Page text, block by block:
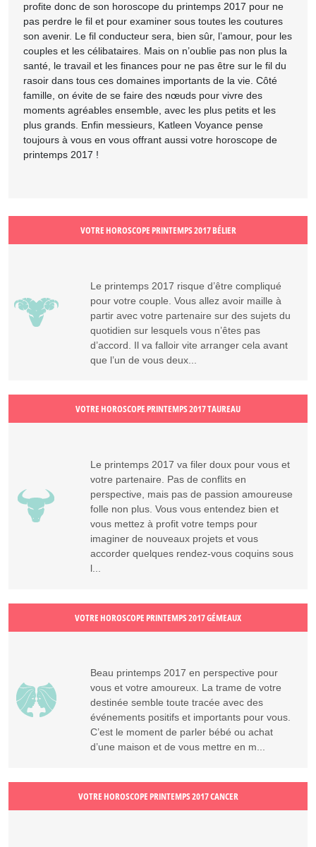
profite donc de son horoscope du printemps 2017 pour ne
pas perdre le fil et pour examiner sous toutes les coutures
son avenir. Le fil conducteur sera, bien sûr, l’amour, pour les
couples et les célibataires. Mais on n’oublie pas non plus la
santé, le travail et les finances pour ne pas être sur le fil du
rasoir dans tous ces domaines importants de la vie. Côté
famille, on évite de se faire des nœuds pour vivre des
moments agréables ensemble, avec les plus petits et les
plus grands. Enfin messieurs, Katleen Voyance pense
toujours à vous en vous offrant aussi votre horoscope de
printemps 2017 !
VOTRE HOROSCOPE PRINTEMPS 2017 BÉLIER
Le printemps 2017 risque d’être compliqué
pour votre couple. Vous allez avoir maille à
partir avec votre partenaire sur des sujets du
quotidien sur lesquels vous n’êtes pas
d’accord. Il va falloir vite arranger cela avant
que l’un de vous deux...
VOTRE HOROSCOPE PRINTEMPS 2017 TAUREAU
Le printemps 2017 va filer doux pour vous et
votre partenaire. Pas de conflits en
perspective, mais pas de passion amoureuse
folle non plus. Vous vous entendez bien et
vous mettez à profit votre temps pour
imaginer de nouveaux projets et vous
accorder quelques rendez-vous coquins sous
l...
VOTRE HOROSCOPE PRINTEMPS 2017 GÉMEAUX
Beau printemps 2017 en perspective pour
vous et votre amoureux. La trame de votre
destinée semble toute tracée avec des
événements positifs et importants pour vous.
C’est le moment de parler bébé ou achat
d’une maison et de vous mettre en m...
VOTRE HOROSCOPE PRINTEMPS 2017 CANCER